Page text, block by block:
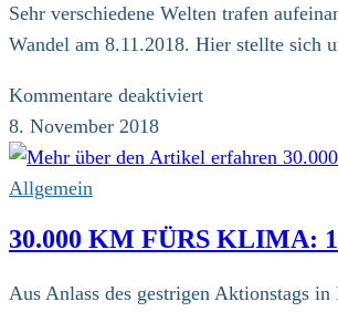
Sehr verschiedene Welten trafen
Wandel am 8.11.2018. Hier stellte sich
Kommentare deaktiviertfür
aus
der
8. November 2018
Allgemein
30.000 KM FÜRS KLIMA:
Aus Anlass des gestrigen Aktionstags